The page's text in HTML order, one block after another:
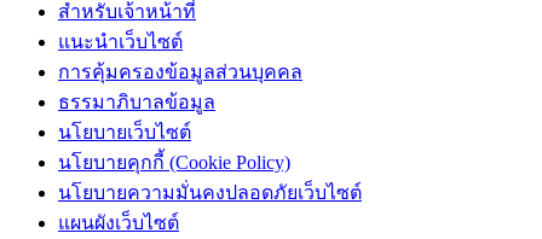
สำหรับเจ้าหน้าที่
แนะนำเว็บไซต์
การคุ้มครองข้อมูลส่วนบุคคล
ธรรมาภิบาลข้อมูล
นโยบายเว็บไซต์
นโยบายคุกกี้ (Cookie Policy)
นโยบายความมั่นคงปลอดภัยเว็บไซต์
แผนผังเว็บไซต์